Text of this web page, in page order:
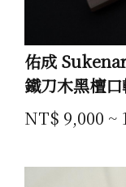
佑成
鐵刀木黑檀
NT$ 9,000 ~